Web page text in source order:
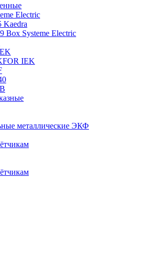
Electric
Kaedra
Box Systeme Electric
IEK
металлические ЭКФ